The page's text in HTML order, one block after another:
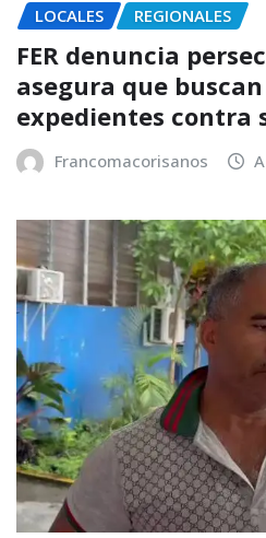
LOCALES REGIONALES
FER denuncia
asegura que
expedientes contra
Francomacorisanos